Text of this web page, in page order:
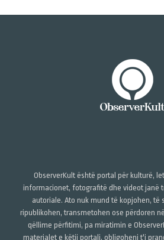
ObserverKult është portal për kulturë,
informacionet, fotografitë dhe videot janë
autoriale. Ato nuk mund të kopjohen, të
ripublikohen, transmetohen ose përdoren
qëllime përfitimi, pa miratimin e
materialet e këtij portali, obligoheni t'i